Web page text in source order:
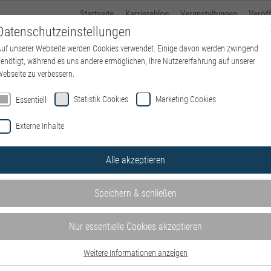
kbo Standorte kbo-Karriere Ausbildung
Startseite Karriereblog Veranstaltungen
von kbo – Kliniken des
und Einrichtungen – wohnortnah in ganz Oberbayern. Mit
hier auf derWebsite der IT.
d) – Schwerpunkt P&I LOGA
kulturellen und sozialen Herkunft, von Alter, Religion,
unserer Webseite werden Cookies verwendet. Einige davon werden zwingend
während es uns andere ermöglichen, Ihre Nutzererfahrung auf unserer
zu verbessern.
Essentiell Statistik Cookies Marketing Cookies
Externe Inhalte
Alle akzeptieren
Speichern & schließen
Nur essentielle Cookies akzeptieren
Weitere Informationen anzeigen